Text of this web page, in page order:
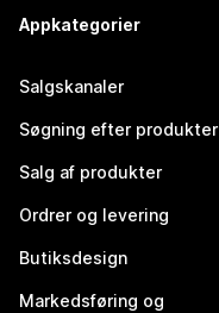
Appkategorier
Salgskanaler
Søgning efter produkter
Salg af produkter
Ordrer og levering
Butiksdesign
Markedsføring og